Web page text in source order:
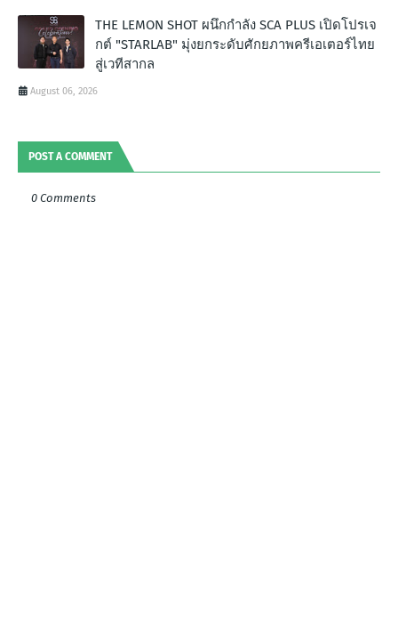
THE LEMON SHOT ผนึกกำลัง SCA PLUS เปิดโปรเจ
กต์ "STARLAB" มุ่งยกระดับศักยภาพครีเอเตอร์ไทย
สู่เวทีสากล
August 06, 2026
POST A COMMENT
0 Comments